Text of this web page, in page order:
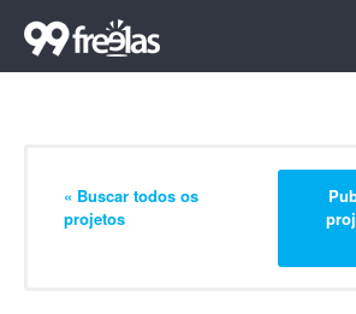
« Buscar todos os
projetos